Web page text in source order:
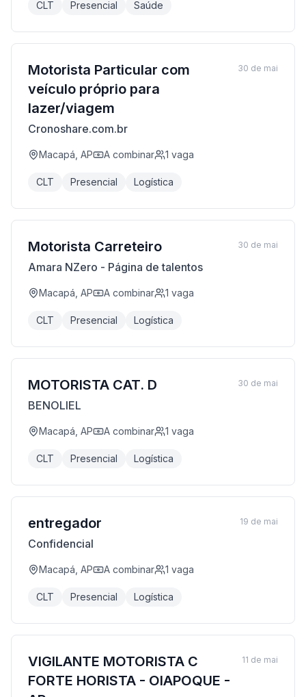
CLT Presencial Saúde
Motorista Particular com
veículo próprio para
lazer/viagem
Cronoshare.com.br
Macapá, AP A combinar 1 vaga
CLT Presencial Logística
30 de mai
Motorista Carreteiro
Amara NZero - Página de talentos
Macapá, AP A combinar 1 vaga
CLT Presencial Logística
30 de mai
MOTORISTA CAT. D
BENOLIEL
Macapá, AP A combinar 1 vaga
CLT Presencial Logística
30 de mai
entregador
Confidencial
Macapá, AP A combinar 1 vaga
CLT Presencial Logística
19 de mai
VIGILANTE MOTORISTA C
FORTE HORISTA - OIAPOQUE -
11 de mai